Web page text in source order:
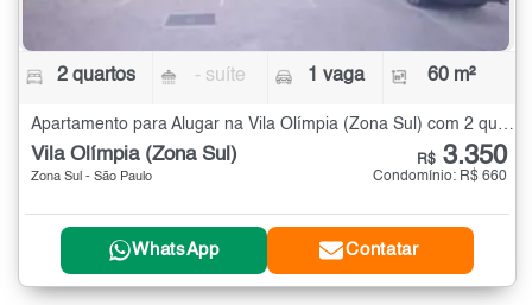
2 quartos - suíte 1 vaga 60 m²
Vila Olímpia (Zona Sul)
Zona Sul - São Paulo
R$ 3.350
Condomínio: R$ 660
WhatsApp Contatar